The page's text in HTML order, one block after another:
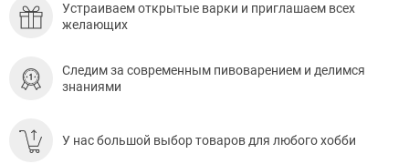
Устраиваем открытые варки и приглашаем всех
желающих
Следим за современным пивоварением и делимся
знаниями
У нас большой выбор товаров для любого хобби